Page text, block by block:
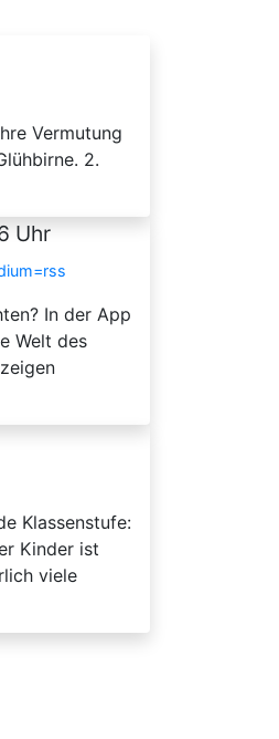
Vermutung
2.
Uhr
In der App
Welt des
Klassenstufe:
Kinder ist
viele